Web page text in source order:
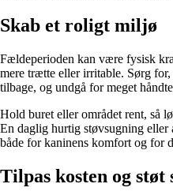
Skab et roligt miljø
Fældeperioden kan være fysisk
mere trætte eller irritable. Sørg
tilbage, og undgå for meget
Hold buret eller området rent, så
En daglig hurtig støvsugning
både for kaninens komfort og for
Tilpas kosten og støt